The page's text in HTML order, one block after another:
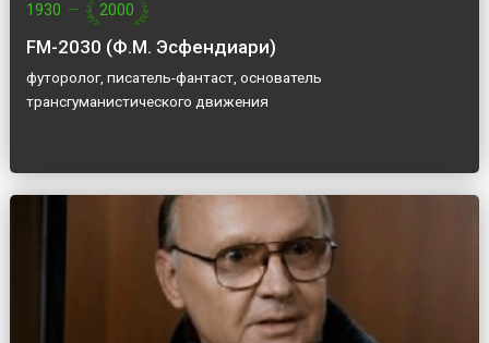
1930 — 2000
FM-2030 (Ф.М. Эсфендиари)
футоролог, писатель-фантаст, основатель
трансгуманистического движения